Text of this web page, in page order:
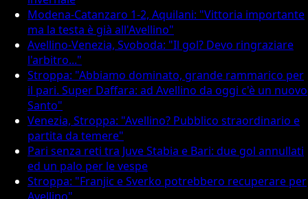
Modena-Catanzaro 1-2, Aquilani: "Vittoria importante
ma la testa è già all'Avellino"
Avellino-Venezia, Svoboda: "Il gol? Devo ringraziare
l'arbitro..."
Stroppa: "Abbiamo dominato, grande rammarico per
il pari. Super Daffara: ad Avellino da oggi c'è un nuovo
Santo"
Venezia, Stroppa: "Avellino? Pubblico straordinario e
partita da temere"
Pari senza reti tra Juve Stabia e Bari: due gol annullati
ed un palo per le vespe
Stroppa: "Franjic e Sverko potrebbero recuperare per